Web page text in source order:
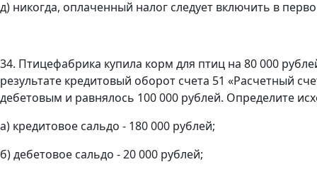
д) никогда, оплаченный налог следует включить в
34. Птицефабрика купила корм для птиц на 80 000
результате кредитовый оборот счета 51 «Расчетный
дебетовым и равнялось 100 000 рублей. Определите
а) кредитовое сальдо - 180 000 рублей;
б) дебетовое сальдо - 20 000 рублей;